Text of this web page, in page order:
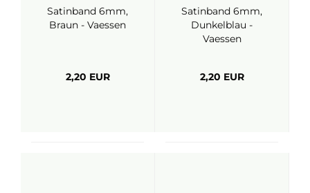
Satinband 6mm,
Braun - Vaessen
2,20 EUR
Satinband 6mm,
Dunkelblau -
Vaessen
2,20 EUR